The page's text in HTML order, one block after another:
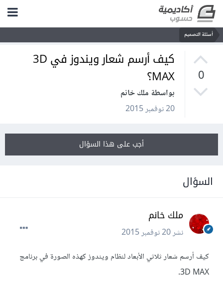
أسئلة التصميم
0
كيف أرسم شعار ويندوز في 3D
MAX؟
بواسطة ملك خانم
20 نوفمبر 2015
أجب على هذا السؤال
السؤال
ملك خانم
نشر20 نوفمبر 2015
كيف أرسم شعار ثلاثي الأبعاد لنظام ويندوز كهذه الصورة في برنامج
3D MAX.